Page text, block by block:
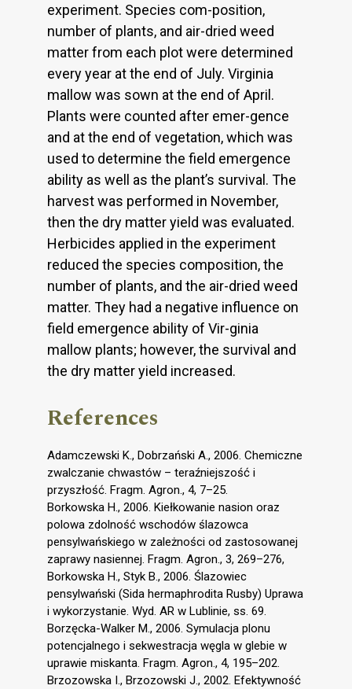
experiment. Species com-position,
number of plants, and air-dried weed
matter from each plot were determined
every year at the end of July. Virginia
mallow was sown at the end of April.
Plants were counted after emer-gence
and at the end of vegetation, which was
used to determine the field emergence
ability as well as the plant’s survival. The
harvest was performed in November,
then the dry matter yield was evaluated.
Herbicides applied in the experiment
reduced the species composition, the
number of plants, and the air-dried weed
matter. They had a negative influence on
field emergence ability of Vir-ginia
mallow plants; however, the survival and
the dry matter yield increased.
References
Adamczewski K., Dobrzański A., 2006. Chemiczne
zwalczanie chwastów – teraźniejszość i
przyszłość. Fragm. Agron., 4, 7–25.
Borkowska H., 2006. Kiełkowanie nasion oraz
polowa zdolność wschodów ślazowca
pensylwańskiego w zależności od zastosowanej
zaprawy nasiennej. Fragm. Agron., 3, 269–276,
Borkowska H., Styk B., 2006. Ślazowiec
pensylwański (Sida hermaphrodita Rusby) Uprawa
i wykorzystanie. Wyd. AR w Lublinie, ss. 69.
Borzęcka-Walker M., 2006. Symulacja plonu
potencjalnego i sekwestracja węgla w glebie w
uprawie miskanta. Fragm. Agron., 4, 195–202.
Brzozowska I., Brzozowski J., 2002. Efektywność